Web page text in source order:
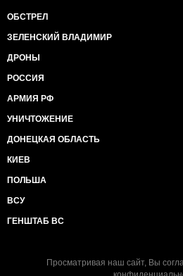
ОБСТРЕЛ
ЗЕЛЕНСКИЙ ВЛАДИМИР
ДРОНЫ
РОССИЯ
АРМИЯ РФ
УНИЧТОЖЕНИЕ
ДОНЕЦКАЯ ОБЛАСТЬ
КИЕВ
ПОЛЬША
ВСУ
ГЕНШТАБ ВС
Просматривая наш сайт, Вы